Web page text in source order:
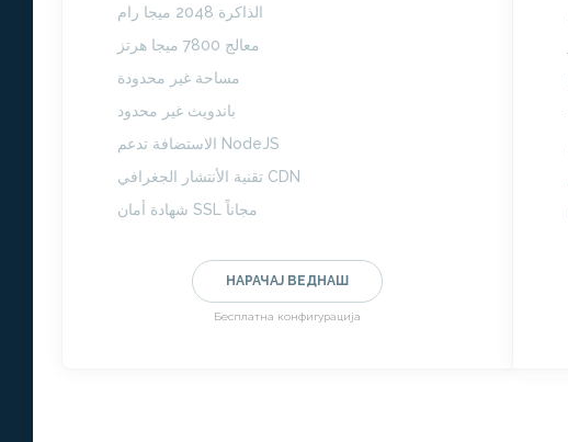
الذاكرة 2048 ميجا رام
معالج 7800 ميجا هرتز
مساحة غير محدودة
باندويث غير محدود
الاستضافة تدعم NodeJS
تقنية الأنتشار الجغرافي CDN
شهادة أمان SSL مجاناً
НАРАЧАЈ ВЕДНАШ
Бесплатна конфигурација